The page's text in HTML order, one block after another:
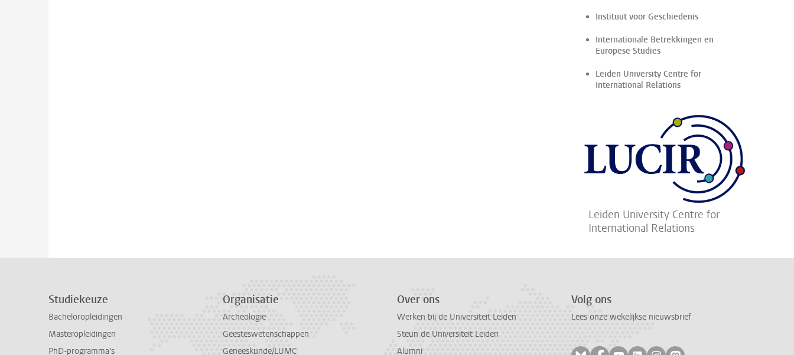
Instituut voor Geschiedenis
Internationale Betrekkingen en
Europese Studies
Leiden University Centre for
International Relations
Leiden University Centre for
International Relations
Studiekeuze
Bacheloropleidingen
Masteropleidingen
PhD-programma's
Organisatie
Archeologie
Geesteswetenschappen
Geneeskunde/LUMC
Over ons
Werken bij de Universiteit Leiden
Steun de Universiteit Leiden
Alumni
Volg ons
Lees onze wekelijkse nieuwsbrief